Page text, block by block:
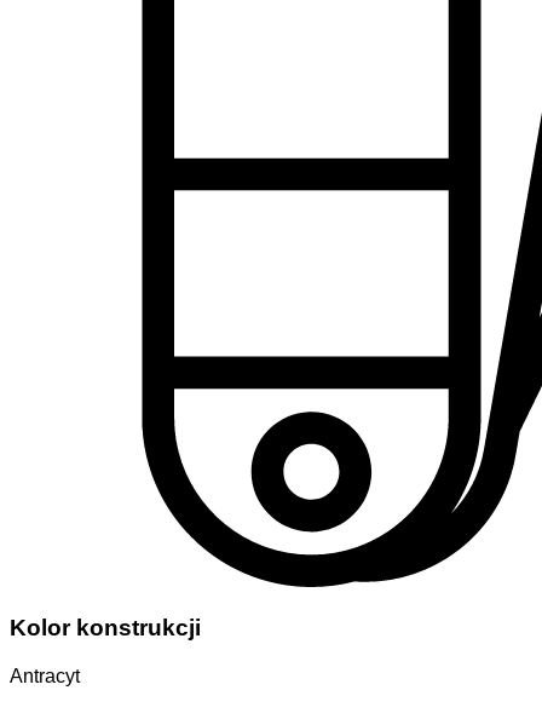
Kolor konstrukcji
Antracyt